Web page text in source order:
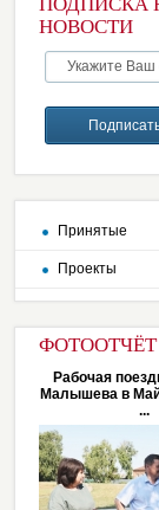
НОВОСТИ
Принятые
Проекты
ФОТООТЧЁТ
Рабочая
Малышева в
...